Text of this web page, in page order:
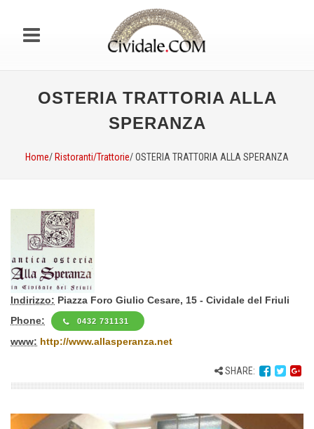
OSTERIA TRATTORIA ALLA
SPERANZA
Home/ Ristoranti/Trattorie/ OSTERIA TRATTORIA ALLA SPERANZA
Indirizzo: Piazza Foro Giulio Cesare, 15 - Cividale del Friuli
Phone:
0432 731131
www: http://www.allasperanza.net
SHARE: